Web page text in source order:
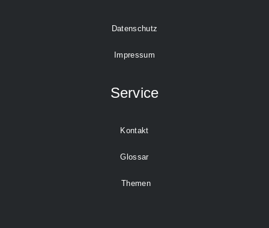
Datenschutz
Impressum
Service
Kontakt
Glossar
Themen